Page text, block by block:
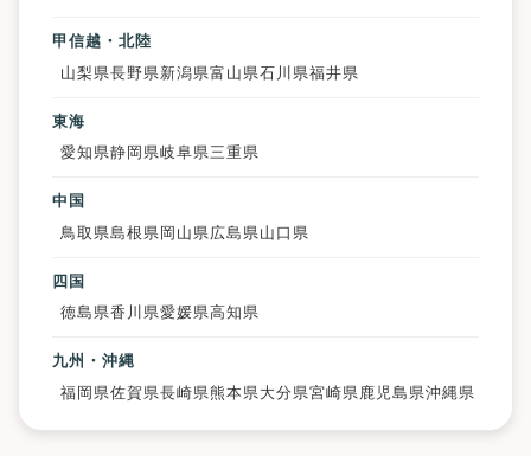
甲信越・北陸
山梨県長野県 新潟県富山県石川県福井県
東海
愛知県静岡県岐阜県三重県
中国
鳥取県島根県 岡山県 広島県 山口県
四国
徳島県香川県愛媛県高知県
九州・沖縄
福岡県佐賀県長崎県 熊本県 大分県宮崎県 鹿児島県沖縄県